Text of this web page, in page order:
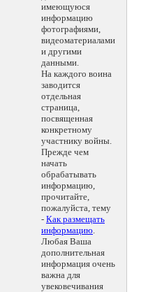
имеющуюся
информацию
фотографиями,
видеоматериалами
и другими
данными.
На каждого воина
заводится
отдельная
страница,
посвященная
конкретному
участнику войны.
Прежде чем
начать
обрабатывать
информацию,
прочитайте,
пожалуйста, тему
- Как размещать
информацию.
Любая Ваша
дополнительная
информация очень
важна для
увековечивания